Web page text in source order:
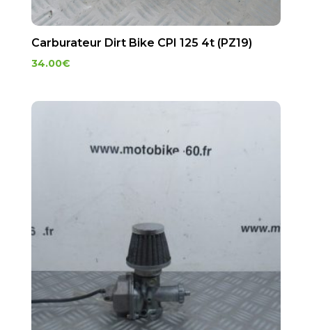
Carburateur Dirt Bike CPI 125 4t (PZ19)
34.00€